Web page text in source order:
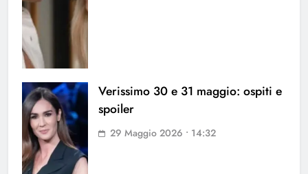
Verissimo 30 e 31 maggio: ospiti e
spoiler
29 Maggio 2026 • 14:32